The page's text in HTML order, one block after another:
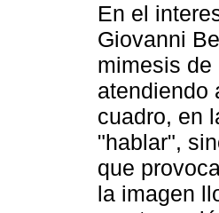
En el
Giovanni
mimesis de
atendiendo
cuadro, en
"hablar",
que
la imagen